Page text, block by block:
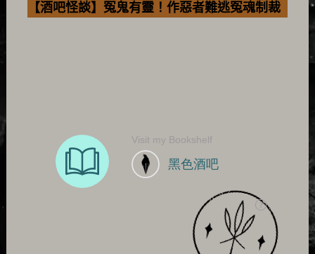
【酒吧怪談】冤鬼有靈！作惡者難逃冤魂制裁